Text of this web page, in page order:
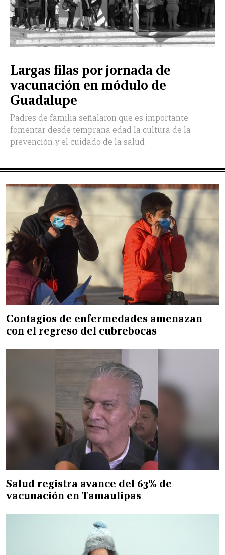
CERRAR
X
NUEVO
LEÓN
TAMAULIPAS
COAHUILA
NACIONAL
INTERNACIONAL
FINANZAS
OPINIÓN
DEPORTES
ESPECTÁCULOS
TENDENCIA
ESTILO
DE
VIDA
PODCAST
CONTACTO
NEWSLETTER
HEMEROTECA
SUPLEMENTOS
Largas filas por jornada de
vacunación en módulo de
Guadalupe
Padres de familia señalaron que es importante
fomentar desde temprana edad la cultura de la
prevención y el cuidado de la salud
Contagios de enfermedades amenazan
con el regreso del cubrebocas
Salud registra avance del 63% de
vacunación en Tamaulipas